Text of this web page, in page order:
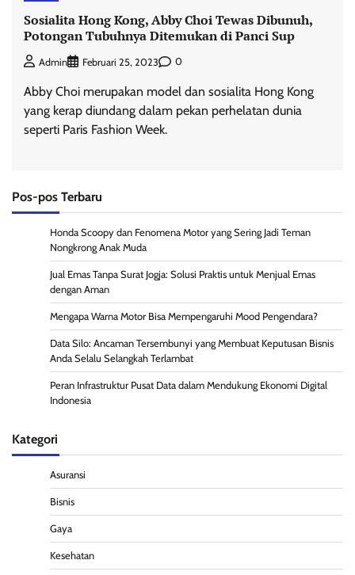
Sosialita Hong Kong, Abby Choi Tewas Dibunuh,
Potongan Tubuhnya Ditemukan di Panci Sup
Admin Februari 25, 2023 0
Abby Choi merupakan model dan sosialita Hong Kong
yang kerap diundang dalam pekan perhelatan dunia
seperti Paris Fashion Week.
Pos-pos Terbaru
Honda Scoopy dan Fenomena Motor yang Sering Jadi Teman
Nongkrong Anak Muda
Jual Emas Tanpa Surat Jogja: Solusi Praktis untuk Menjual Emas
dengan Aman
Mengapa Warna Motor Bisa Mempengaruhi Mood Pengendara?
Data Silo: Ancaman Tersembunyi yang Membuat Keputusan Bisnis
Anda Selalu Selangkah Terlambat
Peran Infrastruktur Pusat Data dalam Mendukung Ekonomi Digital
Indonesia
Kategori
Asuransi
Bisnis
Gaya
Kesehatan